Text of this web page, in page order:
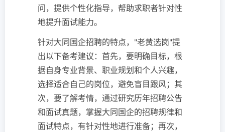
问，提供个性化指导，帮助求职者针对性
地提升面试能力。
针对大同国企招聘的特点，"老黄选岗"提
出以下备考建议：首先，要明确目标，根
据自身专业背景、职业规划和个人兴趣，
选择适合自己的岗位，避免盲目跟风；其
次，要了解考情，通过研究历年招聘公告
和面试真题，掌握大同国企的招聘规律和
面试特点，有针对性地进行准备；再次，